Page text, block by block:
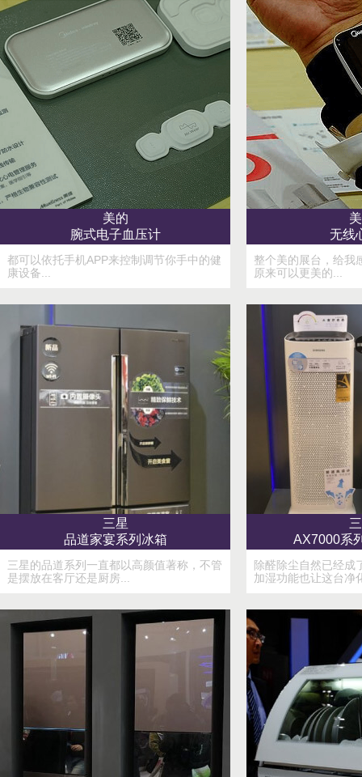
美的
腕式电子血压计
都可以依托手机APP来控制调节你手中的健
康设备...
无线
整个美的展台，给我
原来可以更美的...
三星
品道家宴系列冰箱
三星的品道系列一直都以高颜值著称，不管
是摆放在客厅还是厨房...
AX7000系
除醛除尘自然已经成
加湿功能也让这台净